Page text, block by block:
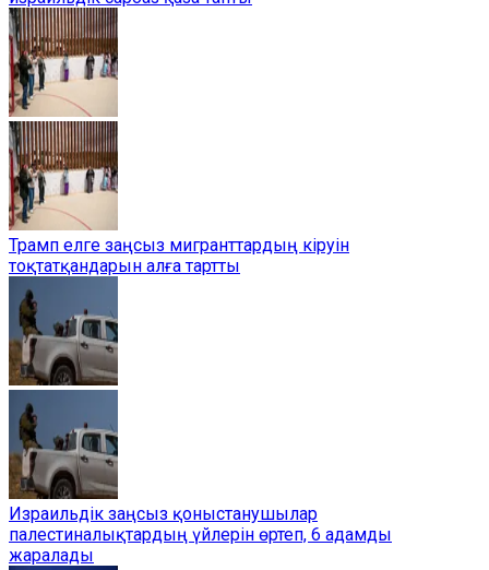
Трамп елге заңсыз мигранттардың кіруін
тоқтатқандарын алға тартты
Израильдік заңсыз қоныстанушылар
палестиналықтардың үйлерін өртеп, 6 адамды
жаралады